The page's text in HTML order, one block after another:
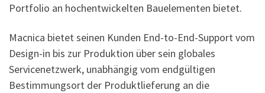
Portfolio an hochentwickelten Bauelementen bietet.
Macnica bietet seinen Kunden End-to-End-Support vom
Design-in bis zur Produktion über sein globales
Servicenetzwerk, unabhängig vom endgültigen
Bestimmungsort der Produktlieferung an die